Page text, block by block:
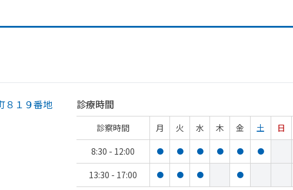
８１９番地
診療時間
診察時間 月 火 水 木 金 土
日
8:30 - 12:00
● ● ● ● ● ●
13:30 - 17:00 ● ● ● ●